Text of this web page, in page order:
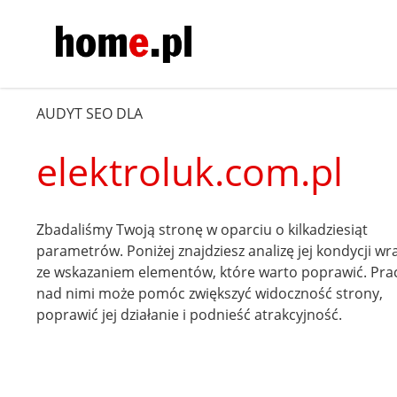
AUDYT SEO DLA
elektroluk.com.pl
Zbadaliśmy Twoją stronę w oparciu o kilkadziesiąt
parametrów. Poniżej znajdziesz analizę jej kondycji
ze wskazaniem elementów, które warto poprawić.
nad nimi może pomóc zwiększyć widoczność strony,
poprawić jej działanie i podnieść atrakcyjność.